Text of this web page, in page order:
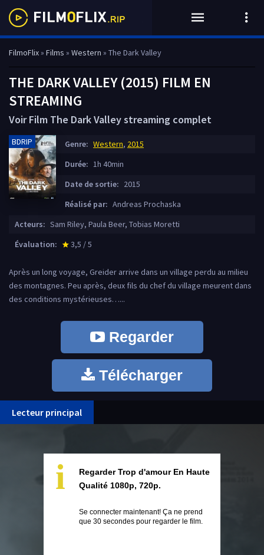
FilmoFlix» Films » Western » The Dark Valley
THE DARK VALLEY (2015) FILM EN
STREAMING
Voir Film The Dark Valley streaming complet
BDRIP Genre: Western, 2015
Durée: 1h 40min
Date de sortie: 2015
Réalisé par: Andreas Prochaska
Acteurs: Sam Riley, Paula Beer, Tobias Moretti
Évaluation:
star_rate
3,5 / 5
Après un long voyage, Greider arrive dans un village perdu au milieu
des montagnes. Peu après, deux fils du chef du village meurent dans
des conditions mystérieuses…...
Regarder
Télécharger
Lecteur principal
i
Regarder Trop d'amour En Haute
Qualité 1080p, 720p.
Se connecter maintenant! Ça ne prend
que 30 secondes pour regarder le film.